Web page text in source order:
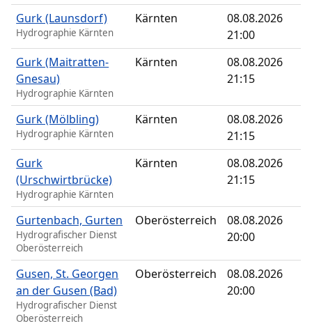
Gurk (Launsdorf)
Hydrographie Kärnten
Kärnten
08.08.2026
21:00
Gurk (Maitratten-
Gnesau)
Hydrographie Kärnten
Kärnten
08.08.2026
21:15
Gurk (Mölbling)
Hydrographie Kärnten
Kärnten
08.08.2026
21:15
Gurk
(Urschwirtbrücke)
Hydrographie Kärnten
Kärnten
08.08.2026
21:15
Gurtenbach, Gurten
Hydrografischer Dienst
Oberösterreich
Oberösterreich
08.08.2026
20:00
Gusen, St. Georgen
an der Gusen (Bad)
Hydrografischer Dienst
Oberösterreich
Oberösterreich
08.08.2026
20:00